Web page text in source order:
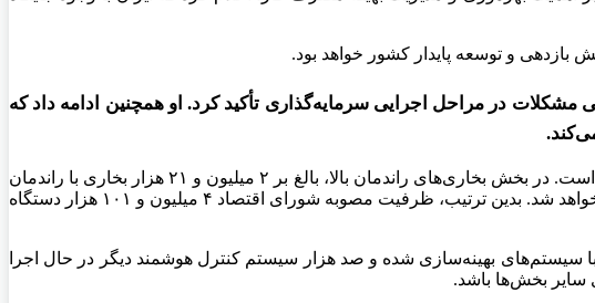
و توسعه پایدار کشور خواهد بود.
در مراحل اجرایی سرمایه‌گذاری تأکید کرد. او همچنین ادامه داد که
مدیرعامل شرکت گاز افزود بهره‌وری انرژی در پروژه‌های پایلوت شرکت ملی گاز در هفت استان به بیش از ۱۰ درصد رسیده است. در بخش بخاری‌های راندمان بالا، بالغ بر ۲ میلیون و ۲۱ هزار بخاری با راندمان
پایین در کشور وجود دارد که تا کنون یک میلیون و ۷۲۵ هزار دستگاه قرارداد شده و تا پایان سال ۳۰۰ هزار دستگاه دیگر نصب خواهد شد. بدین ترتیب، ظرفیت مصوبه شورای اقتصاد ۴ میلیون و ۱۰۱ هزار دستگاه
هزار موتورخانه عمومی و حدود ۵۰ درصد از دستگاه‌های اجرایی با سیستم‌های بهینه‌سازی شده و صد هزار سیستم کنترل هوشمند دیگر در حال اجرا
سایر بخش‌ها باشد.